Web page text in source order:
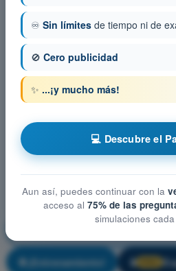
¡Entrenamiento! 🔒
♾️ Sin límites de tiempo ni de
🚫 Cero publicidad
✨ ...¡y mucho más!
💻 Descubre el
Aun así, puedes continuar con la
acceso al 75% de las
simulaciones